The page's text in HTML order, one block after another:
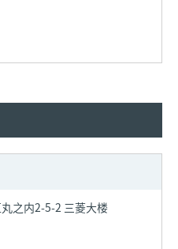
之内2-5-2 三菱大楼